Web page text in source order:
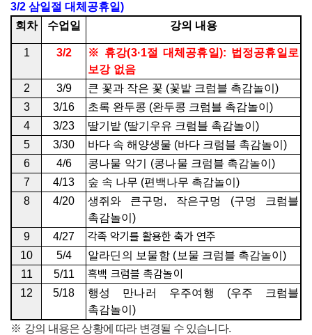
3/2 삼일절 대체공휴일)
회차
수업일 강의 내용
1 3/2 ※ 휴강(3·1절 대체공휴일): 법정공휴일로
보강 없음
2
3/9 큰 꽃과 작은 꽃 (꽃밭 크럼블 촉감놀이 )
3
3/16 초록 완두콩 (완두콩 크럼블 촉감놀이 )
4
3/23 딸기밭 (딸기우유 크럼블 촉감놀이 )
5
3/30 바다 속 해양생물 (바다 크럼블 촉감놀이 )
6
4/6 콩나물 악기 (콩나물 크럼블 촉감놀이)
7
4/13 숲 속 나무 (편백나무 촉감놀이 )
8
4/20 생쥐와 큰구멍, 작은구멍 (구멍 크럼블
촉감놀이 )
9
4/27 각족 악기를 활용한 축가 연주
10 5/4 알라딘의 보물함 ( 보물 크럼블 촉감놀이)
11
5/11 흑백 크럼블 촉감놀이
12 5/18 행성 만나러 우주여행 (우주
크럼블
촉감놀이 )
※ 강의 내용은 상황에 따라 변경될 수 있습니다.